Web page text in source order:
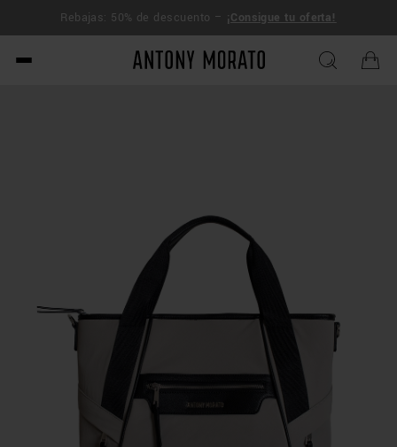
Rebajas: 50% de descuento – ¡Consigue tu oferta!
Antony Morato - Official